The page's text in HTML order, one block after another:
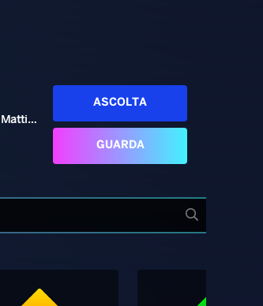
Le Prime Donne del Mattino
ASCOLTA
GUARDA